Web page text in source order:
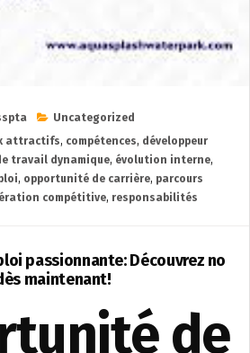
Uncategorized
attractifs, compétences, développeur
travail dynamique, évolution interne,
, opportunité de carrière, parcours
compétitive, responsabilités
passionnante: Découvrez no
maintenant!
de